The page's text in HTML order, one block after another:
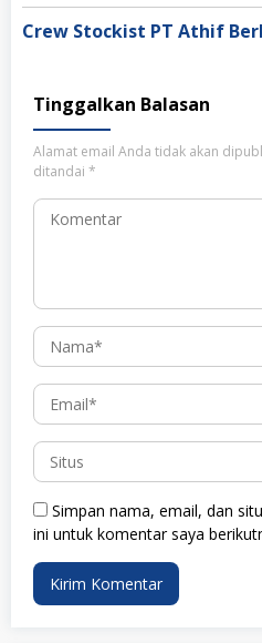
Tinggalkan Balasan
Alamat email Anda tidak akan
ditandai *
Simpan nama, email, dan
ini untuk komentar saya